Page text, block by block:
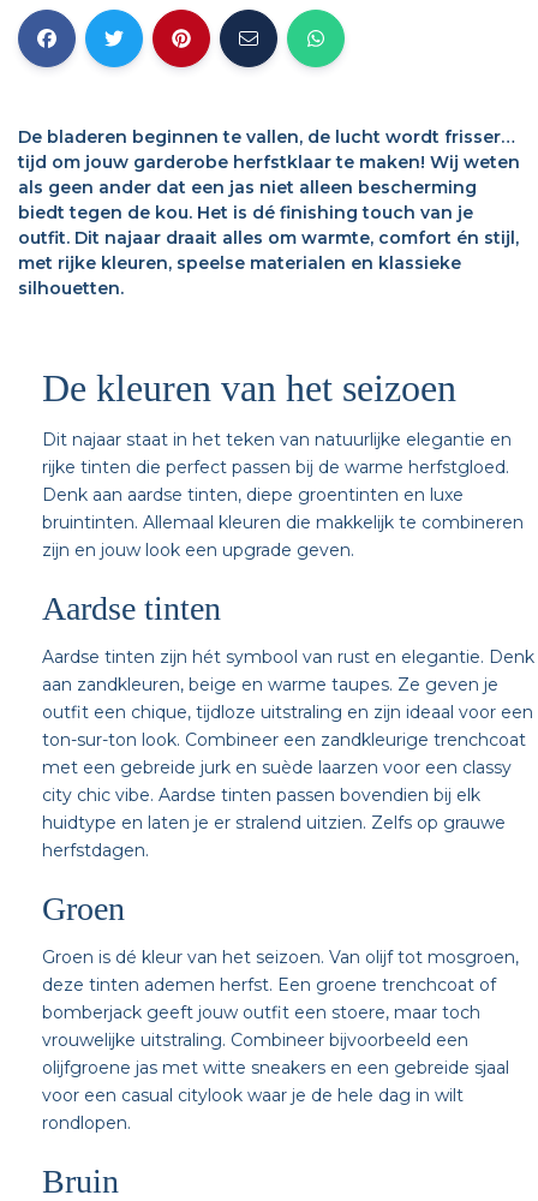
De bladeren beginnen te vallen, de lucht wordt frisser…
tijd om jouw garderobe herfstklaar te maken! Wij weten
als geen ander dat een jas niet alleen bescherming
biedt tegen de kou. Het is dé finishing touch van je
outfit. Dit najaar draait alles om warmte, comfort én stijl,
met rijke kleuren, speelse materialen en klassieke
silhouetten.
De kleuren van het seizoen
Dit najaar staat in het teken van natuurlijke elegantie en
rijke tinten die perfect passen bij de warme herfstgloed.
Denk aan aardse tinten, diepe groentinten en luxe
bruintinten. Allemaal kleuren die makkelijk te combineren
zijn en jouw look een upgrade geven.
Aardse tinten
Aardse tinten zijn hét symbool van rust en elegantie. Denk
aan zandkleuren, beige en warme taupes. Ze geven je
outfit een chique, tijdloze uitstraling en zijn ideaal voor een
ton-sur-ton look. Combineer een zandkleurige trenchcoat
met een gebreide jurk en suède laarzen voor een classy
city chic vibe. Aardse tinten passen bovendien bij elk
huidtype en laten je er stralend uitzien. Zelfs op grauwe
herfstdagen.
Groen
Groen is dé kleur van het seizoen. Van olijf tot mosgroen,
deze tinten ademen herfst. Een groene trenchcoat of
bomberjack geeft jouw outfit een stoere, maar toch
vrouwelijke uitstraling. Combineer bijvoorbeeld een
olijfgroene jas met witte sneakers en een gebreide sjaal
voor een casual citylook waar je de hele dag in wilt
rondlopen.
Bruin